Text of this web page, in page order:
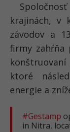
krajinách, v
závodov a
firmy zahŕňa
konštruovaní
ktoré
energie a
#Gestamp
in Nitra,